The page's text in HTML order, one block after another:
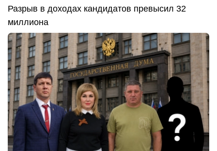
Разрыв в доходах кандидатов превысил 32
миллиона